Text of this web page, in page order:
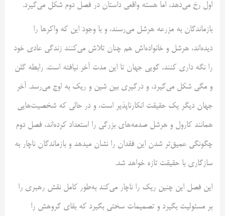
اول رخ می‌دهد، اما هسته واقعی داستان در فصل دوم شکل می‌گیرد.
بازماندگان به مزرعه هرشل می‌رسند، و با وجود این که واکرها را
دیده‌اند، هرشل و خانواده‌اش هم چنان تلاش می‌کنند زندگی عادی خود
را نگه داری کنند، گویی جهان تا این مدت آخر نیافته است. رابطه گلن
و مگی شکل می‌گیرد، و درگیری بین شین و ریک به اوج می‌رسد. آخر
جهان دیگر یک حقیقت انکارناپذیر است، و در حالی که شخصیت‌هایی
همانند کارول و هرشل صدمه‌های بزرگی را استعداد کرده‌اند، فصل دوم
چگونگی عمیق‌تر شدن این فقدان را نشان می‎دهد و بازماندگان ناچار به
سازگاری با حقیقت تازه خواهد شد.
این فصل این چنین ریک را ناچار می‌کند به‌طور کامل نقش رهبری را
بر مسئولیت بگیرد و تصمیمات سختی بگیرد که بقای گروهش را